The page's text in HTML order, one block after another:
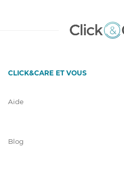
CLICK&CARE ET VOUS
Aide
Blog